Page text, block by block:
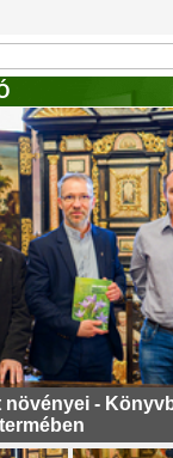
növényei -